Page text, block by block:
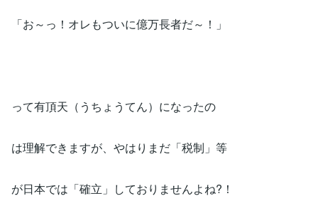
「お～っ！オレもついに億万長者だ～！」
って有頂天（うちょうてん）になったの
は理解できますが、やはりまだ「税制」等
が日本では「確立」しておりませんよね?！